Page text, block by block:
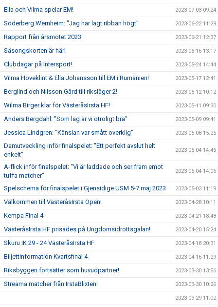
Ella och Vilma spelar EM! 2023-07-03 09:24
Söderberg Wernheim: "Jag har lagt ribban högt" 2023-06-22 11:29
Rapport från årsmötet 2023 2023-06-21 12:37
Säsongskorten är här! 2023-06-16 13:17
Clubdagar på Intersport! 2023-05-24 14:44
Vilma Hoveklint & Ella Johansson till EM i Rumänien! 2023-05-17 12:41
Berglind och Nilsson Gärd till riksläger 2! 2023-05-12 10:12
Wilma Birger klar för VästeråsIrsta HF! 2023-05-11 09:30
Anders Bergdahl: "Som lag är vi otroligt bra" 2023-05-09 09:41
Jessica Lindgren: "Känslan var smått overklig" 2023-05-08 15:25
Damutveckling inför finalspelet: "Ett perfekt avslut helt
enkelt"
2023-05-04 14:45
A-flick inför finalspelet: "Vi är laddade och ser fram emot
tuffa matcher"
2023-05-04 14:06
Spelschema för finalspelet i Gjensidige USM 5-7 maj 2023 2023-05-03 11:19
Välkommen till VästeråsIrsta Open! 2023-04-28 10:11
Kempa Final 4 2023-04-21 18:48
VästeråsIrsta HF prisades på Ungdomsidrottsgalan! 2023-04-20 15:24
Skuru IK 29 - 24 VästeråsIrsta HF 2023-04-18 20:31
Biljettinformation Kvartsfinal 4 2023-04-16 11:29
Riksbyggen fortsätter som huvudpartner! 2023-03-30 13:56
Streama matcher från IrstaBlixten! 2023-03-30 10:26
2023-03-29 11:02